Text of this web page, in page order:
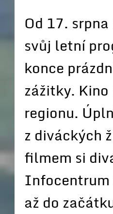
Od 17.
svůj letní
konce
zážitky.
regionu.
z diváckých
filmem si
Infocentrum
až do